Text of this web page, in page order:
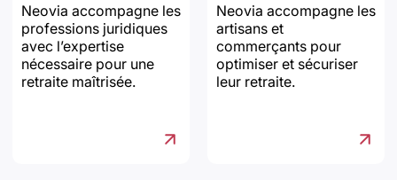
Neovia accompagne les
professions juridiques
avec l’expertise
nécessaire pour une
retraite maîtrisée.
Neovia accompagne les
artisans et
commerçants pour
optimiser et sécuriser
leur retraite.